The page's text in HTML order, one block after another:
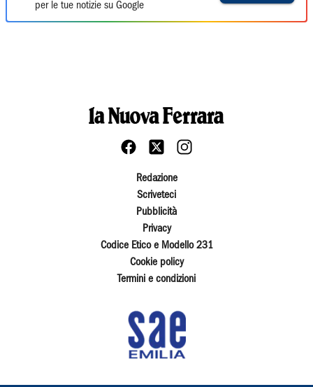
per le tue notizie su Google
Redazione
Scriveteci
Pubblicità
Privacy
Codice Etico e Modello 231
Cookie policy
Termini e condizioni